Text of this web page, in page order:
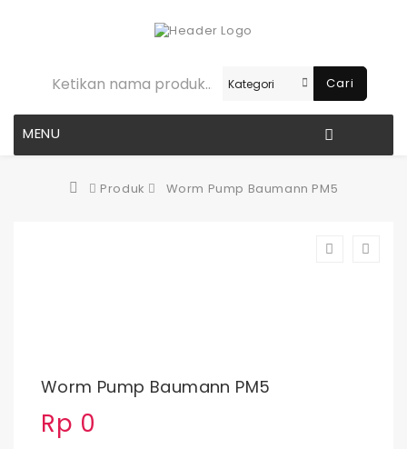
Cari
MENU
Produk Worm Pump Baumann PM5
Worm Pump Baumann PM5
Rp 0